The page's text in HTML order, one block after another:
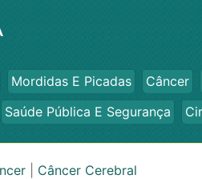
Mordidas E Picadas Câncer
Saúde Pública E Segurança
Câncer Cerebral